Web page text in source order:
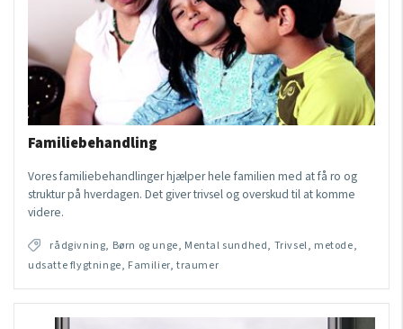
Familiebehandling
Vores familiebehandlinger hjælper hele familien med at få ro og
struktur på hverdagen. Det giver trivsel og overskud til at komme
videre.
rådgivning, Børn og unge, Mental sundhed, Trivsel, metode,
udsatte flygtninge, Familier, traumer